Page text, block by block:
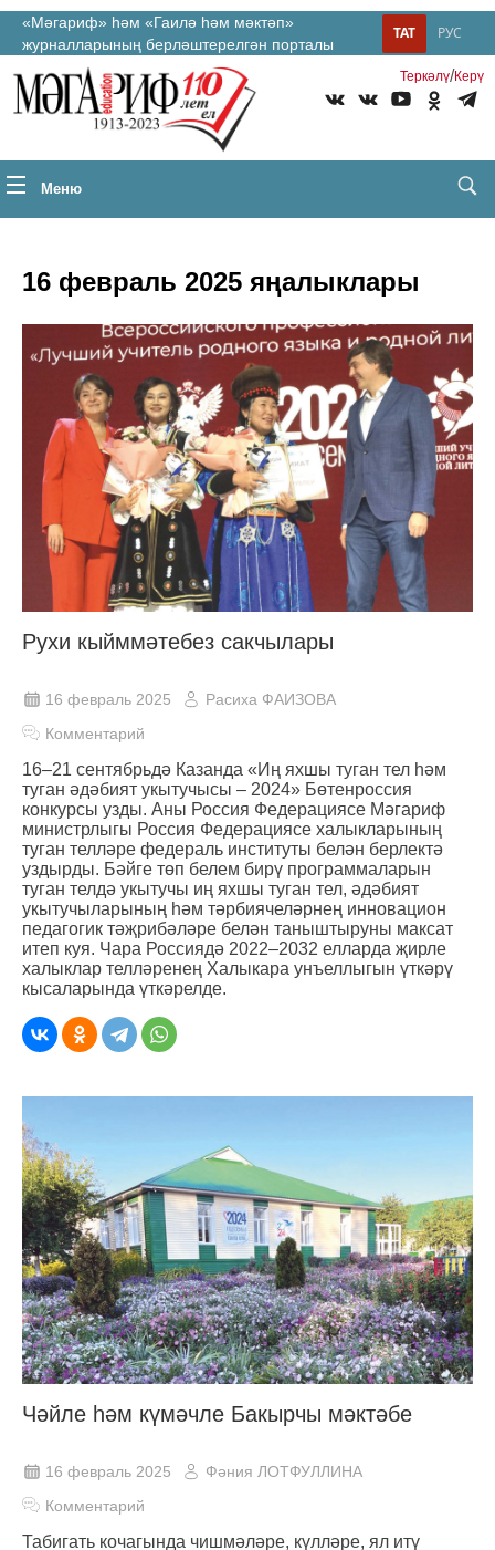
«Мәгариф» һәм «Гаилә һәм мәктәп»
журналларының берләштерелгән порталы
РУС
ТАТ
Теркəлү/Керү
Меню
16 февраль 2025 яңалыклары
Рухи кыйммәтебез сакчылары
16 февраль 2025
Расиха ФАИЗОВА
Комментарий
16–21 сентябрьдә Казанда «Иң яхшы туган тел һәм
туган әдәбият укытучысы – 2024» Бөтенроссия
конкурсы узды. Аны Россия Федерациясе Мәгариф
министрлыгы Россия Федерациясе халыкларының
туган телләре федераль институты белән берлектә
уздырды. Бәйге төп белем бирү программаларын
туган телдә укытучы иң яхшы туган тел, әдәбият
укытучыларының һәм тәрбиячеләрнең инновацион
педагогик тәҗрибәләре белән таныштыруны максат
итеп куя. Чара Россиядә 2022–2032 елларда җирле
халыклар телләренең Халыкара унъеллыгын үткәрү
кысаларында үткәрелде.
Чәйле һәм күмәчле Бакырчы мәктәбе
16 февраль 2025
Фәния ЛОТФУЛЛИНА
Комментарий
Табигать кочагында чишмәләре, күлләре, ял итү